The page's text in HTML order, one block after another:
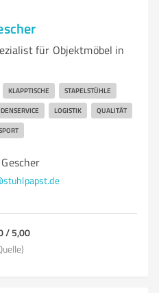
für Objektmöbel in
KLAPPTISCHE STAPELSTÜHLE
LOGISTIK QUALITÄT
/ 5,00